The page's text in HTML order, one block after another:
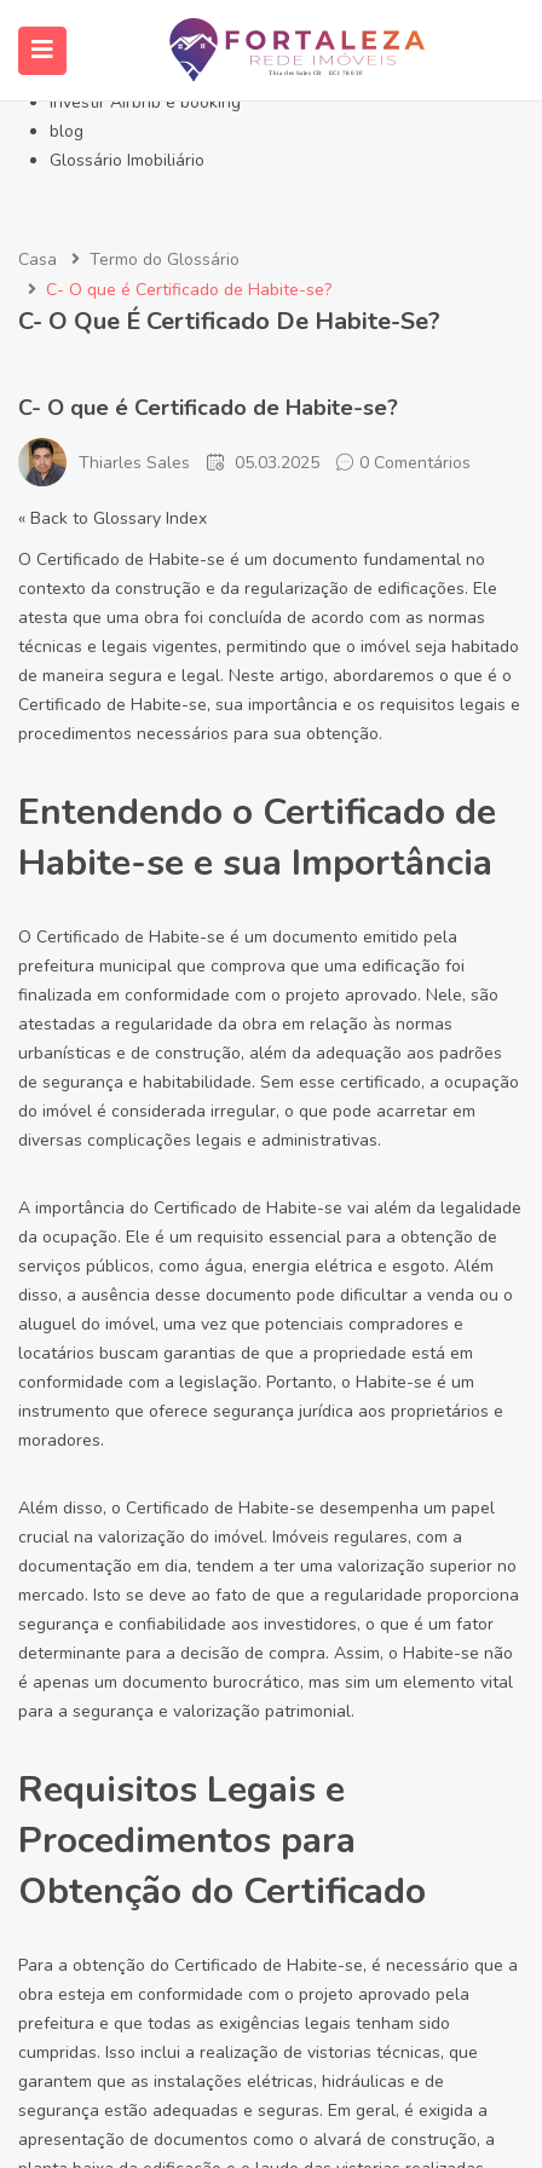
Início- Imóveis Fortaleza Eusébio
Imóveis em Fortaleza
Imóveis no Eusébio
Investir Airbnb e booking
blog
Glossário Imobiliário
Casa
Termo do Glossário
C- O que é Certificado de Habite-se?
C- O Que É Certificado De Habite-Se?
C- O que é Certificado de Habite-se?
Thiarles Sales 05.03.2025 0 Comentários
« Back to Glossary Index
O Certificado de Habite-se é um documento fundamental no
contexto da construção e da regularização de edificações. Ele
atesta que uma obra foi concluída de acordo com as normas
técnicas e legais vigentes, permitindo que o imóvel seja habitado
de maneira segura e legal. Neste artigo, abordaremos o que é o
Certificado de Habite-se, sua importância e os requisitos legais e
procedimentos necessários para sua obtenção.
Entendendo o Certificado de
Habite-se e sua Importância
O Certificado de Habite-se é um documento emitido pela
prefeitura municipal que comprova que uma edificação foi
finalizada em conformidade com o projeto aprovado. Nele, são
atestadas a regularidade da obra em relação às normas
urbanísticas e de construção, além da adequação aos padrões
de segurança e habitabilidade. Sem esse certificado, a ocupação
do imóvel é considerada irregular, o que pode acarretar em
diversas complicações legais e administrativas.
A importância do Certificado de Habite-se vai além da legalidade
da ocupação. Ele é um requisito essencial para a obtenção de
serviços públicos, como água, energia elétrica e esgoto. Além
disso, a ausência desse documento pode dificultar a venda ou o
aluguel do imóvel, uma vez que potenciais compradores e
locatários buscam garantias de que a propriedade está em
conformidade com a legislação. Portanto, o Habite-se é um
instrumento que oferece segurança jurídica aos proprietários e
moradores.
Além disso, o Certificado de Habite-se desempenha um papel
crucial na valorização do imóvel. Imóveis regulares, com a
documentação em dia, tendem a ter uma valorização superior no
mercado. Isto se deve ao fato de que a regularidade proporciona
segurança e confiabilidade aos investidores, o que é um fator
determinante para a decisão de compra. Assim, o Habite-se não
é apenas um documento burocrático, mas sim um elemento vital
para a segurança e valorização patrimonial.
Requisitos Legais e
Procedimentos para
Obtenção do Certificado
Para a obtenção do Certificado de Habite-se, é necessário que a
obra esteja em conformidade com o projeto aprovado pela
prefeitura e que todas as exigências legais tenham sido
cumpridas. Isso inclui a realização de vistorias técnicas, que
garantem que as instalações elétricas, hidráulicas e de
segurança estão adequadas e seguras. Em geral, é exigida a
apresentação de documentos como o alvará de construção, a